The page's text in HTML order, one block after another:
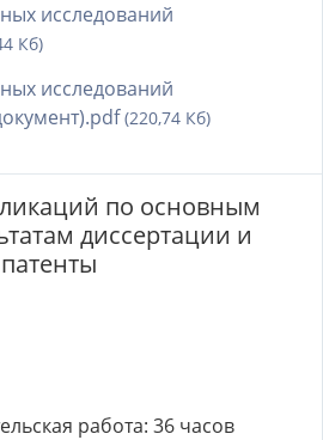
исследований
Кб)
исследований
(220,74 Кб)
по основным
диссертации и
работа: 36 часов